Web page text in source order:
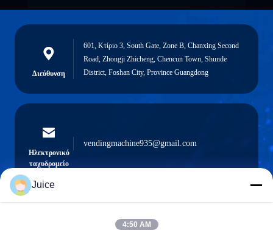
Διεύθυνση
601, Κτίριο 3, South Gate, Zone B, Chanxing Second
Road, Zhongji Zhicheng, Chencun Town, Shunde
District, Foshan City, Province Guangdong
Ηλεκτρονικό
ταχυδρομείο
vendingmachine935@gmail.com
0086-132-6536-9208
Juice
4:50 AM